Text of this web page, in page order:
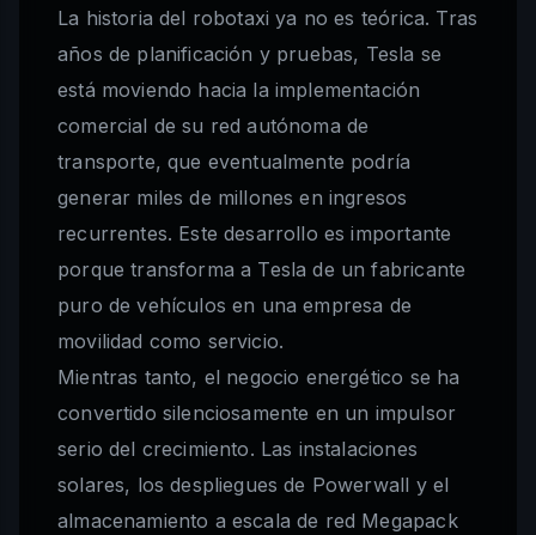
La historia del robotaxi ya no es teórica. Tras
años de planificación y pruebas, Tesla se
está moviendo hacia la implementación
comercial de su red autónoma de
transporte, que eventualmente podría
generar miles de millones en ingresos
recurrentes. Este desarrollo es importante
porque transforma a Tesla de un fabricante
puro de vehículos en una empresa de
movilidad como servicio.
Mientras tanto, el negocio energético se ha
convertido silenciosamente en un impulsor
serio del crecimiento. Las instalaciones
solares, los despliegues de Powerwall y el
almacenamiento a escala de red Megapack